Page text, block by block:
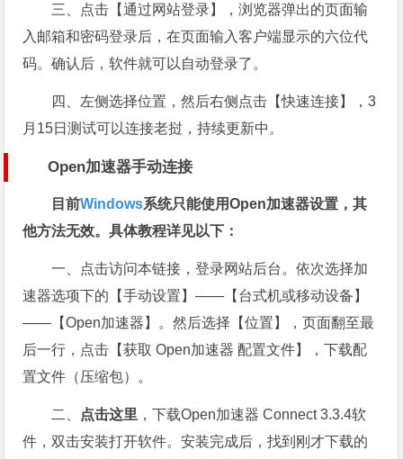
三、点击【通过网站登录】，浏览器弹出的页面输
入邮箱和密码登录后，在页面输入客户端显示的六位代
码。确认后，软件就可以自动登录了。
四、左侧选择位置，然后右侧点击【快速连接】，3
月15日测试可以连接老挝，持续更新中。
Open加速器手动连接
目前Windows系统只能使用Open加速器设置，其
他方法无效。具体教程详见以下：
一、点击访问本链接，登录网站后台。依次选择加
速器选项下的【手动设置】——【台式机或移动设备】
——【Open加速器】。然后选择【位置】，页面翻至最
后一行，点击【获取 Open加速器 配置文件】，下载配
置文件（压缩包）。
二、 点击这里 ，下载Open加速器 Connect 3.3.4软
件，双击安装打开软件。安装完成后，找到刚才下载的